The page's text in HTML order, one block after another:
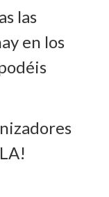
las
en los